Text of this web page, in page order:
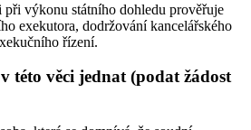
při výkonu státního dohledu prověřuje
exekutora, dodržování kancelářského
řízení.
této věci jednat (podat žádost